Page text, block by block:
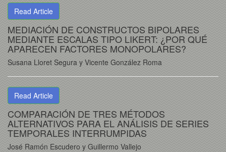
Read Article
MEDIACIÓN DE CONSTRUCTOS BIPOLARES
MEDIANTE ESCALAS TIPO LIKERT: ¿POR QUÉ
APARECEN FACTORES MONOPOLARES?
Susana Lloret Segura y Vicente González Roma
Read Article
COMPARACIÓN DE TRES MÉTODOS
ALTERNATIVOS PARA EL ANÁLISIS DE SERIES
TEMPORALES INTERRUMPIDAS
José Ramón Escudero y Guillermo Vallejo